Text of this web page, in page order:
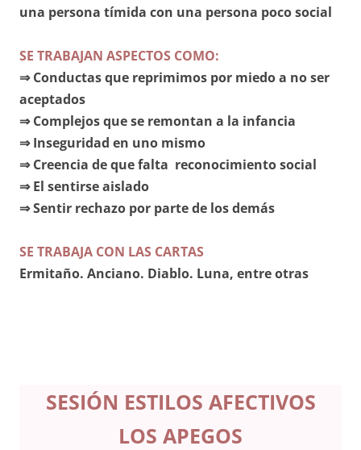
una persona tímida con una persona poco social
SE TRABAJAN ASPECTOS COMO:
⇒ Conductas que reprimimos por miedo a no ser
aceptados
⇒ Complejos que se remontan a la infancia
⇒ Inseguridad en uno mismo
⇒ Creencia de que falta reconocimiento social
⇒ El sentirse aislado
⇒ Sentir rechazo por parte de los demás
SE TRABAJA CON LAS CARTAS
Ermitaño. Anciano. Diablo. Luna, entre otras
SESIÓN ESTILOS AFECTIVOS
LOS APEGOS